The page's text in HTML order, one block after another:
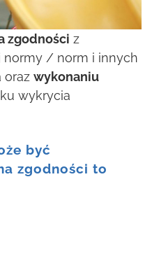
zgodności z
/ norm i innych
oraz wykonaniu
wykrycia
być
zgodności to